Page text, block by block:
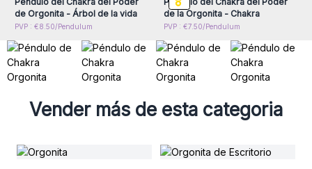
de Orgonita - Árbol de la vida
PVP : €8.50/Pendulum
de la Orgonita - Chakra
PVP : €7.50/Pendulum
Vender más de esta categoria